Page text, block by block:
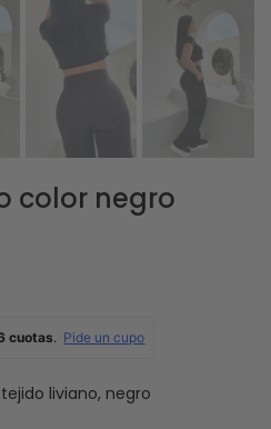
color negro
tejido liviano, negro